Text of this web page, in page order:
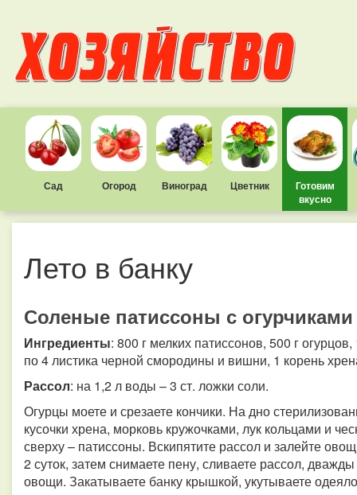
Сад Огород Виноград Цветник
Готовим
вкусно
Лето в банку
Соленые патиссоны с огурчиками
Ингредиенты: 800 г мелких патиссонов, 500 г
по 4 листика черной смородины и вишни, 1 корень
Рассол: на 1,2 л воды – 3 ст. ложки соли.
Огурцы моете и срезаете кончики. На дно
кусочки хрена, морковь кружочками, лук кольцами и
сверху – патиссоны. Вскипятите рассол и залейте
2 суток, затем снимаете пену, сливаете рассол,
овощи. Закатываете банку крышкой, укутываете